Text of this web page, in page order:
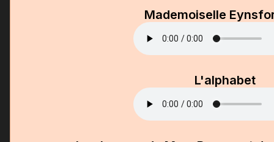
Mademoiselle
L'alphabet